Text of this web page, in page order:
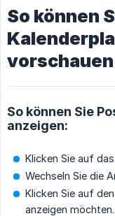
So können
vorschauen
So können Sie
anzeigen:
Klicken Sie auf das
Wechseln Sie die
Klicken Sie auf
anzeigen möchten.